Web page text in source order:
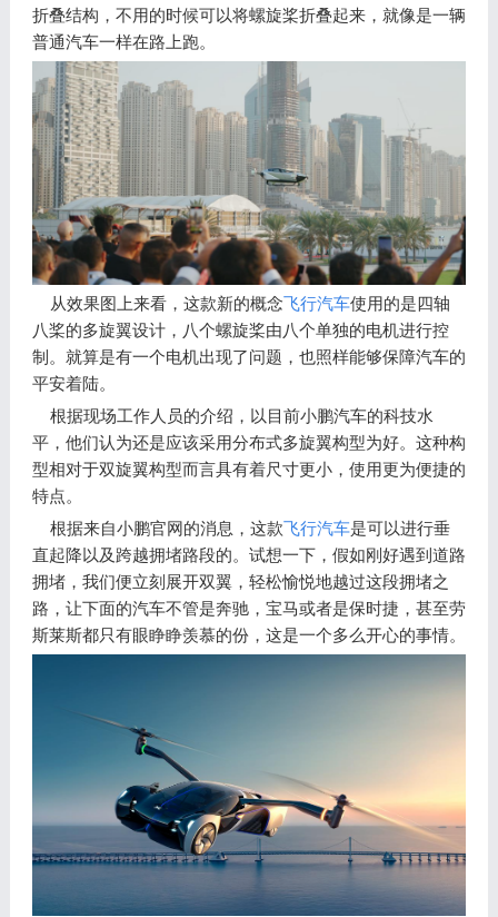
折叠结构，不用的时候可以将螺旋桨折叠起来，就像是一辆
普通汽车一样在路上跑。
从效果图上来看，这款新的概念飞行汽车使用的是四轴
八桨的多旋翼设计，八个螺旋桨由八个单独的电机进行控
制。就算是有一个电机出现了问题，也照样能够保障汽车的
平安着陆。
根据现场工作人员的介绍，以目前小鹏汽车的科技水
平，他们认为还是应该采用分布式多旋翼构型为好。这种构
型相对于双旋翼构型而言具有着尺寸更小，使用更为便捷的
特点。
根据来自小鹏官网的消息，这款飞行汽车是可以进行垂
直起降以及跨越拥堵路段的。试想一下，假如刚好遇到道路
拥堵，我们便立刻展开双翼，轻松愉悦地越过这段拥堵之
路，让下面的汽车不管是奔驰，宝马或者是保时捷，甚至劳
斯莱斯都只有眼睁睁羡慕的份，这是一个多么开心的事情。